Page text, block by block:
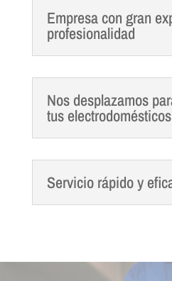
Empresa con gran
profesionalidad
Nos desplazamos
tus electrodomésticos
Servicio rápido y